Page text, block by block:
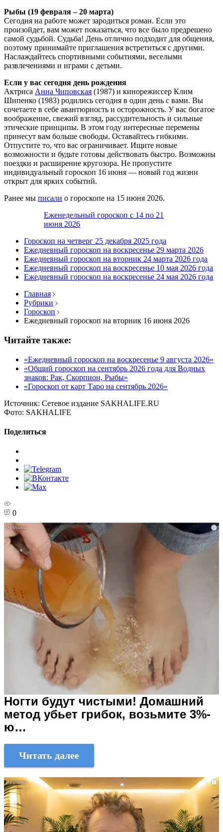
Рыбы (19 февраля – 20 марта)
Сегодня на работе может зародиться роман. Если это
произойдет, вам может показаться, что все было предрешено
самой судьбой. Судьба! День отлично подходит для общения,
поэтому принимайте приглашения встретиться с другими.
Наслаждайтесь спортивными событиями, веселыми
развлечениями и играми с детьми.
Если у вас сегодня день рождения
Актриса Анна Чиповская (1987) и кинорежиссер Клим
Шипенко (1983) родились сегодня в один день с вами. Вы
сочетаете в себе авантюрность и осторожность. У вас богатое
воображение, свежий взгляд, рассудительность и сильные
этические принципы. В этом году интересные перемены
принесут вам больше свободы. Оставайтесь гибкими.
Отпустите то, что вас ограничивает. Ищите новые
возможности и будьте готовы действовать быстро. Возможны
поездки и расширение кругозора. Не пропустите
индивидуальный гороскоп 16 июня — новый год жизни
открыт для ярких событий.
Ранее мы писали о гороскопе на 15 июня 2026.
Еженедельный гороскоп с 14 по 21
июня 2026
Гороскоп на четверг 25 декабря 2025 года
Ежедневный гороскоп на воскресенье 29 марта 2026
Ежедневный гороскоп на вторник 24 марта 2026 года
Ежедневный гороскоп на воскресенье 10 мая 2026 года
Ежедневный гороскоп на воскресенье 24 мая 2026 года
Главная
Рубрики
Гороскоп
Ежедневный гороскоп на вторник 16 июня 2026
Читайте также:
«Ежедневный гороскоп на воскресенье 9 августа 2026»
«Общий гороскоп на сентябрь 2026 года для Водных
знаков: Рак, Скорпион, Рыбы»
«Гороскоп от карт Таро на сентябрь 2026»
Источник: Сетевое издание SAKHALIFE.RU
Фото: SAKHALIFE
Поделиться
0
i
Ногти будут чистыми! Домашний
метод убьет грибок, возьмите 3%-
ю…
Читать далее
i